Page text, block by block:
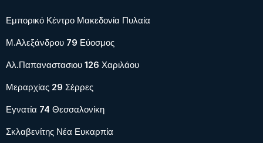
Εμπορικό Κέντρο Μακεδονία Πυλαία
Μ.Αλεξάνδρου 79 Εύοσμος
Αλ.Παπαναστασιου 126 Χαριλάου
Μεραρχίας 29 Σέρρες
Εγνατία 74 Θεσσαλονίκη
Σκλαβενίτης Νέα Ευκαρπία